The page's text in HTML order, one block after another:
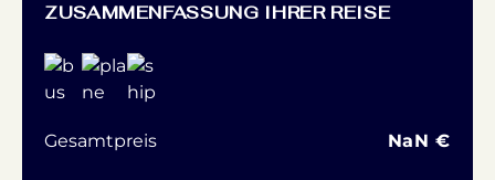
ZUSAMMENFASSUNG IHRER REISE
Gesamtpreis NaN €